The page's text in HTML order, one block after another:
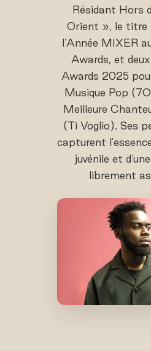
Résidant Hors
Orient », le titre
l'Année MIXER
Awards, et
Awards 2025
Musique Pop
Meilleure
(Ti Voglio). Ses
capturent
juvénile et
librement